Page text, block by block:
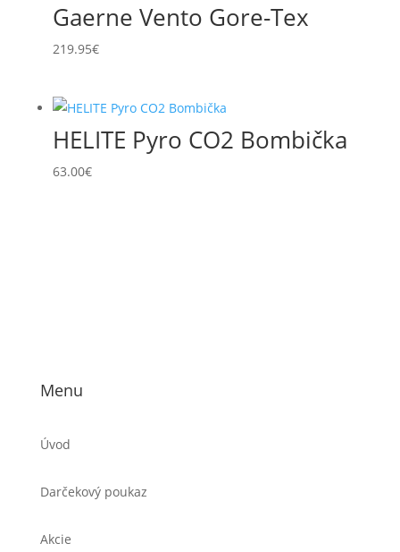
Gaerne Vento Gore-Tex
219.95€
HELITE Pyro CO2 Bombička
63.00€
Menu
Úvod
Darčekový poukaz
Akcie